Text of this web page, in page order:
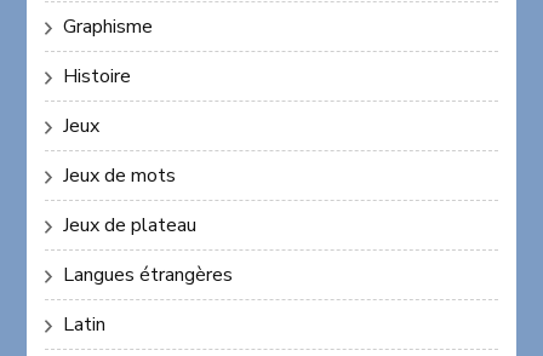
Graphisme
Histoire
Jeux
Jeux de mots
Jeux de plateau
Langues étrangères
Latin